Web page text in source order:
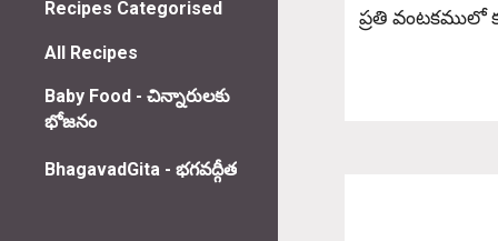
Recipes Categorised
All Recipes
Baby Food - చిన్నారులకు
భోజనం
BhagavadGita - భగవద్గీత
ప్రతి